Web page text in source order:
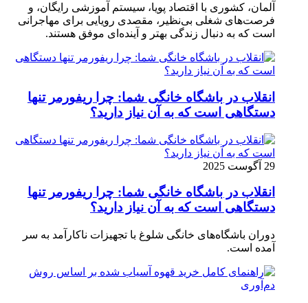
آلمان، کشوری با اقتصاد پویا، سیستم آموزشی رایگان، و
فرصت‌های شغلی بی‌نظیر، مقصدی رویایی برای مهاجرانی
است که به دنبال زندگی بهتر و آینده‌ای موفق هستند.
انقلاب در باشگاه خانگی شما: چرا ریفورمر تنها
دستگاهی است که به آن نیاز دارید؟
29 آگوست 2025
انقلاب در باشگاه خانگی شما: چرا ریفورمر تنها
دستگاهی است که به آن نیاز دارید؟
دوران باشگاه‌های خانگی شلوغ با تجهیزات ناکارآمد به سر
آمده است.